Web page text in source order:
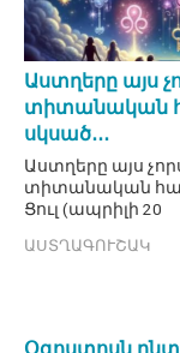
Աստղերը այս
տիտանական
սկսած․․․
Աստղերը այս
տիտանական
Ցուլ (ապրիլի 20
ԱՍՏՂԱԳՈՒՇԱԿ
Օգոստոսն